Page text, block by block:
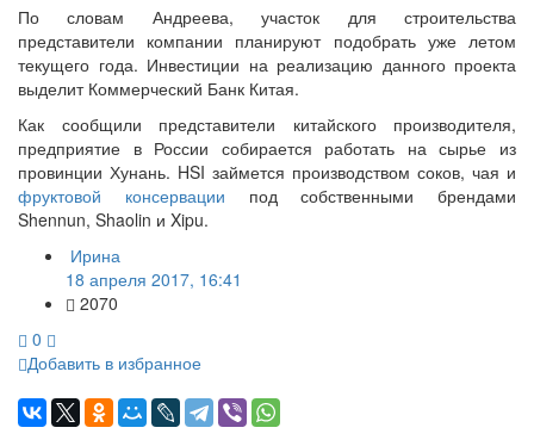
По словам Андреева, участок для строительства
представители компании планируют подобрать уже летом
текущего года. Инвестиции на реализацию данного проекта
выделит Коммерческий Банк Китая.
Как сообщили представители китайского производителя,
предприятие в России собирается работать на сырье из
провинции Хунань. HSI займется производством соков, чая и
фруктовой консервации под собственными брендами
Shennun, Shaolin и Xipu.
Ирина
18 апреля 2017, 16:41
2070
0
Добавить в избранное